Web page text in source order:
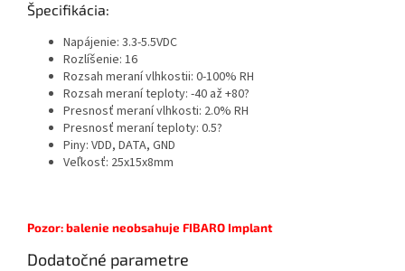
Špecifikácia:
Napájenie: 3.3-5.5VDC
Rozlíšenie: 16
Rozsah meraní vlhkostii: 0-100% RH
Rozsah meraní teploty: -40 až +80?
Presnosť meraní vlhkosti: 2.0% RH
Presnosť meraní teploty: 0.5?
Piny: VDD, DATA, GND
Veľkosť: 25x15x8mm
Pozor: balenie neobsahuje FIBARO Implant
Dodatočné parametre